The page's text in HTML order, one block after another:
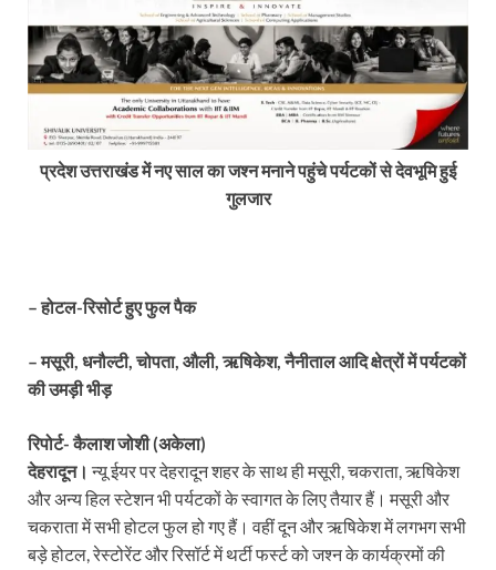
प्रदेश उत्तराखंड में नए साल का जश्न मनाने पहुंचे पर्यटकों से देवभूमि हुई
गुलजार
– होटल-रिसोर्ट हुए फुल पैक
– मसूरी, धनौल्टी, चोपता, औली, ऋषिकेश, नैनीताल आदि क्षेत्रों में पर्यटकों
की उमड़ी भीड़
रिपोर्ट- कैलाश जोशी (अकेला)
देहरादून। न्यू ईयर पर देहरादून शहर के साथ ही मसूरी, चकराता, ऋषिकेश
और अन्य हिल स्टेशन भी पर्यटकों के स्वागत के लिए तैयार हैं। मसूरी और
चकराता में सभी होटल फुल हो गए हैं। वहीं दून और ऋषिकेश में लगभग सभी
बड़े होटल, रेस्टोरेंट और रिसॉर्ट में थर्टी फर्स्ट को जश्न के कार्यक्रमों की